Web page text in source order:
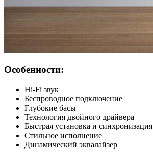
Особенности:
Hi-Fi звук
Беспроводное подключение
Глубокие басы
Технология двойного драйвера
Быстрая установка и синхронизация
Стильное исполнение
Динамический эквалайзер